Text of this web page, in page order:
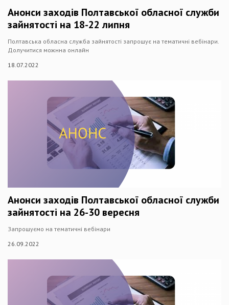
Анонси заходів Полтавської обласної служби
зайнятості на 18-22 липня
Полтавська обласна служба зайнятості запрошує на тематичні вебінари.
Долучитися можнна онлайн
18.07.2022
Анонси заходів Полтавської обласної служби
зайнятості на 26-30 вересня
Запрошуємо на тематичні вебінари
26.09.2022